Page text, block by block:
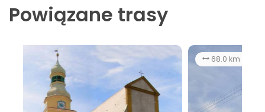
Powiązane trasy
68.0 km 7:30 h łatwy